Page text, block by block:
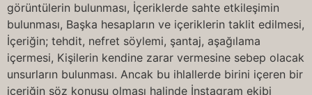
görüntülerin bulunması, İçeriklerde sahte etkileşimin
bulunması, Başka hesapların ve içeriklerin taklit edilmesi,
İçeriğin; tehdit, nefret söylemi, şantaj, aşağılama
içermesi, Kişilerin kendine zarar vermesine sebep olacak
unsurların bulunması. Ancak bu ihlallerde birini içeren bir
içeriğin söz konusu olması halinde İnstagram ekibi